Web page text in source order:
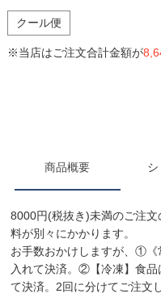
クール便
※当店はご注文合計金額が
商品概要
8000円(税抜き)未満のご注
料が別々にかかります。
お手数おかけしますが、①《
入れて決済。②【冷凍】食
て決済。2回に分けてご注文